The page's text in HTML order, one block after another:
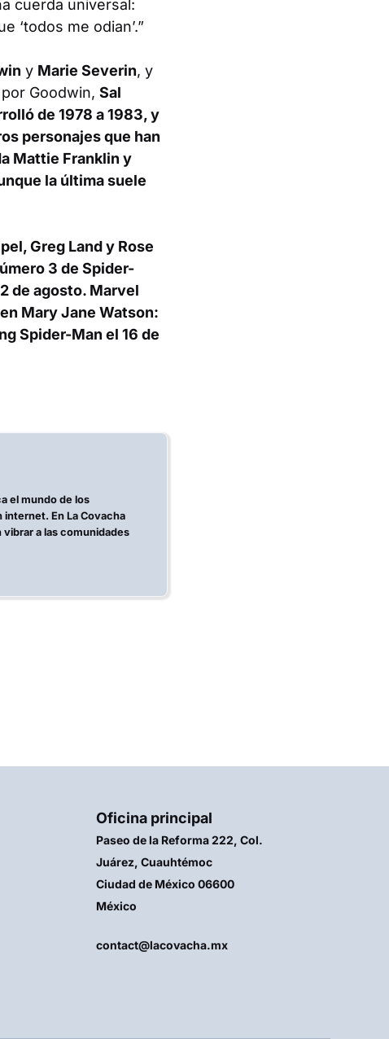
cuerda universal:
‘todos me odian’.”
y Marie Severin, y
Goodwin, Sal
de 1978 a 1983, y
personajes que han
Mattie Franklin y
la última suele
,Greg Landy Rose
3 de Spider-
de agosto. Marvel
Mary Jane Watson:
Spider-Man el 16 de
el mundo de los
En La Covacha
a las comunidades
Oficina principal
Paseo de la Reforma 222, Col.
Juárez, Cuauhtémoc
Ciudad de México 06600
México
contact@lacovacha.mx